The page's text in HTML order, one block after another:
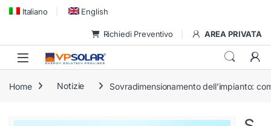
Skip to navigation
Skip to content
Italiano English
Richiedi Preventivo AREA PRIVATA
Home Notizie Sovradimensionamento dell’impianto: